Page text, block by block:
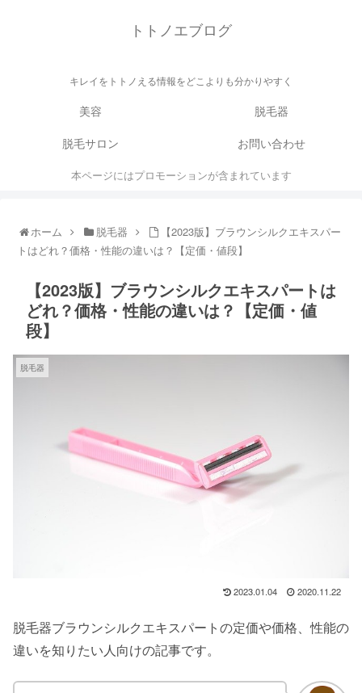
トトノエブログ
キレイをトトノえる情報をどこよりも分かりやすく
美容
脱毛器
脱毛サロン
お問い合わせ
本ページにはプロモーションが含まれています
ホーム 脱毛器
【2023版】ブラウンシルクエキスパー
トはどれ？価格・性能の違いは？【定価・値段】
【2023版】ブラウンシルクエキスパートは
どれ？価格・性能の違いは？【定価・値
段】
脱毛器
2023.01.04 2020.11.22
脱毛器ブラウンシルクエキスパートの定価や価格、性能の
違いを知りたい人向けの記事です。